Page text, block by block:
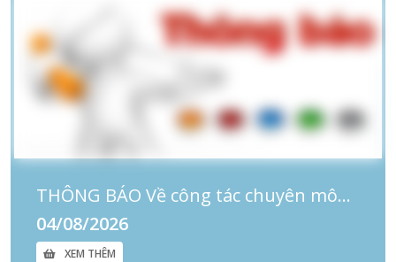
THÔNG BÁO Về công tác chuyên môn và phát ngôn, cung cấp thông tin cho báo chí
04/08/2026
XEM THÊM